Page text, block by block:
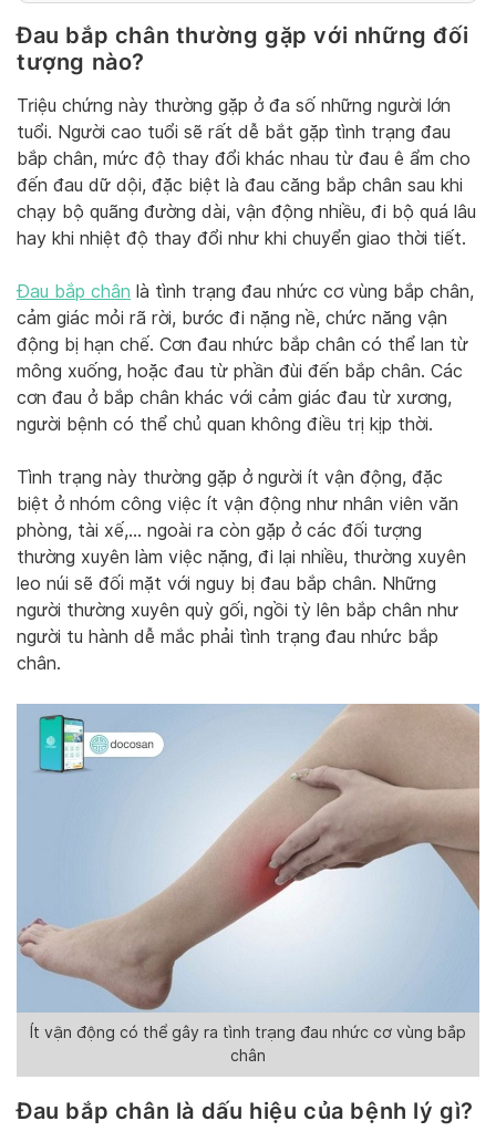
Đau bắp chân thường gặp với những đối
tượng nào?
Triệu chứng này thường gặp ở đa số những người lớn
tuổi. Người cao tuổi sẽ rất dễ bắt gặp tình trạng đau
bắp chân, mức độ thay đổi khác nhau từ đau ê ẩm cho
đến đau dữ dội, đặc biệt là đau căng bắp chân sau khi
chạy bộ quãng đường dài, vận động nhiều, đi bộ quá lâu
hay khi nhiệt độ thay đổi như khi chuyển giao thời tiết.
Đau bắp chân là tình trạng đau nhức cơ vùng bắp chân,
cảm giác mỏi rã rời, bước đi nặng nề, chức năng vận
động bị hạn chế. Cơn đau nhức bắp chân có thể lan từ
mông xuống, hoặc đau từ phần đùi đến bắp chân. Các
cơn đau ở bắp chân khác với cảm giác đau từ xương,
người bệnh có thể chủ quan không điều trị kịp thời.
Tình trạng này thường gặp ở người ít vận động, đặc
biệt ở nhóm công việc ít vận động như nhân viên văn
phòng, tài xế,… ngoài ra còn gặp ở các đối tượng
thường xuyên làm việc nặng, đi lại nhiều, thường xuyên
leo núi sẽ đối mặt với nguy bị đau bắp chân. Những
người thường xuyên quỳ gối, ngồi tỳ lên bắp chân như
người tu hành dễ mắc phải tình trạng đau nhức bắp
chân.
Ít vận động có thể gây ra tình trạng đau nhức cơ vùng bắp
chân
Đau bắp chân là dấu hiệu của bệnh lý gì?